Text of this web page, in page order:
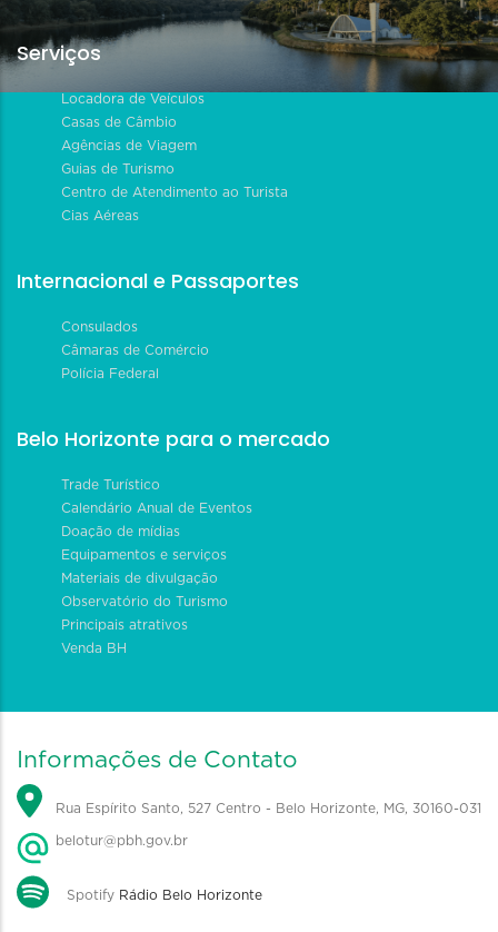
Serviços
Locadora de Veículos
Casas de Câmbio
Agências de Viagem
Guias de Turismo
Centro de Atendimento ao Turista
Cias Aéreas
Internacional e Passaportes
Consulados
Câmaras de Comércio
Polícia Federal
Belo Horizonte para o mercado
Trade Turístico
Calendário Anual de Eventos
Doação de mídias
Equipamentos e serviços
Materiais de divulgação
Observatório do Turismo
Principais atrativos
Venda BH
Informações de Contato
Rua Espírito Santo, 527 Centro - Belo Horizonte, MG, 30160-031
belotur@pbh.gov.br
Spotify Rádio Belo Horizonte